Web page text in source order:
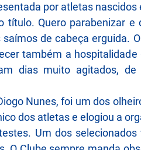
por atletas nascidos
título. Quero parabenizar
de cabeça erguida.
também a
dias muito agitados,
Nunes, foi um dos
dos atletas e elogiou a
Um dos